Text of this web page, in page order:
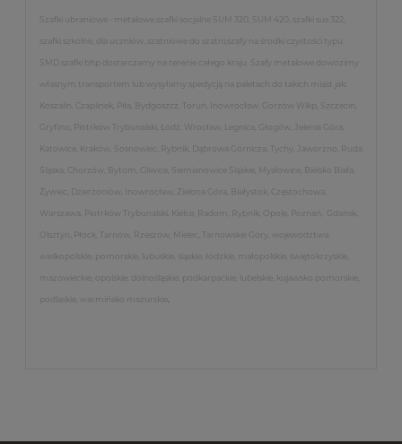
Szafki ubraniowe - metalowe szafki socjalne SUM 320, SUM 420, szafki sus 322,
szafki szkolne, dla uczniów, szatniowe do szatni,szafy na środki czystości typu
SMD szafki bhp dostarczamy na terenie całego kraju. Szafy metalowe dowozimy
własnym transportem lub wysyłamy spedycją na paletach do takich miast jak:
Koszalin, Czaplinek, Piła, Bydgoszcz, Toruń, Inowrocław, Gorzów Wlkp, Szczecin,
Gryfino, Piotrków Trybunalski, Łódź, Wrocław, Legnica, Głogów, Jelenia Góra,
Katowice, Kraków, Sosnowiec, Rybnik, Dąbrowa Górnicza, Tychy, Jaworzno, Ruda
Śląska, Chorzów, Bytom, Gliwice, Siemianowice Śląskie, Mysłowice, Bielsko Biała,
Żywiec, Dzierżoniów, Inowrocław, Zielona Góra, Białystok, Częstochowa,
Warszawa, Piotrków Trybunalski, Kielce, Radom, Rybnik, Opole, Poznań, Gdańsk,
Olsztyn, Płock, Tarnów, Rzeszów, Mielec, Tarnowskie Góry, województwa:
wielkopolskie, pomorskie, lubuskie, śląskie, łódzkie, małopolskie, świętokrzyskie,
mazowieckie, opolskie, dolnośląskie, podkarpackie, lubelskie, kujawsko pomorskie,
podlaskie, warmińsko mazurskie